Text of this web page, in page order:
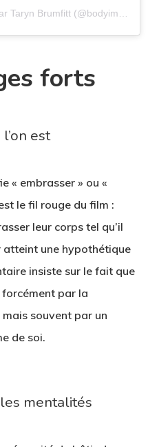
forts
est
« embrasser » ou «
le fil rouge du film :
leur corps tel qu’il
atteint une hypothétique
insiste sur le fait que
par la
souvent par un
de soi.
mentalités